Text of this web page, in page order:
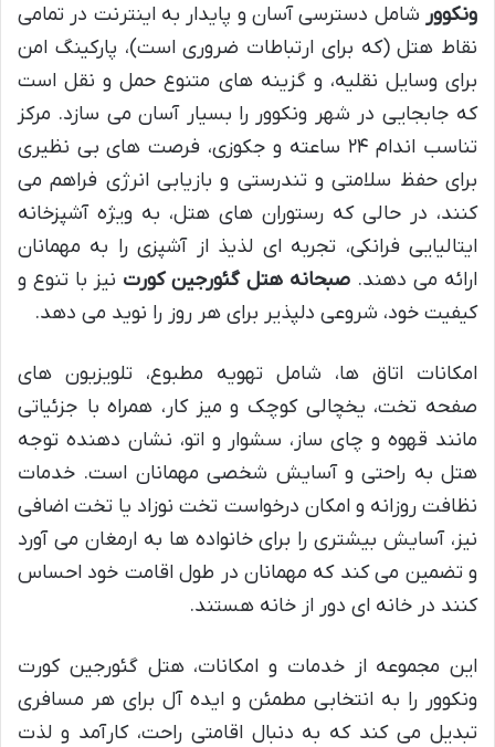
ونکوور شامل دسترسی آسان و پایدار به اینترنت در تمامی
نقاط هتل (که برای ارتباطات ضروری است)، پارکینگ امن
برای وسایل نقلیه، و گزینه های متنوع حمل و نقل است
که جابجایی در شهر ونکوور را بسیار آسان می سازد. مرکز
تناسب اندام ۲۴ ساعته و جکوزی، فرصت های بی نظیری
برای حفظ سلامتی و تندرستی و بازیابی انرژی فراهم می
کنند، در حالی که رستوران های هتل، به ویژه آشپزخانه
ایتالیایی فرانکی، تجربه ای لذیذ از آشپزی را به مهمانان
ارائه می دهند. صبحانه هتل گئورجین کورت نیز با تنوع و
کیفیت خود، شروعی دلپذیر برای هر روز را نوید می دهد.
امکانات اتاق ها، شامل تهویه مطبوع، تلویزیون های
صفحه تخت، یخچالی کوچک و میز کار، همراه با جزئیاتی
مانند قهوه و چای ساز، سشوار و اتو، نشان دهنده توجه
هتل به راحتی و آسایش شخصی مهمانان است. خدمات
نظافت روزانه و امکان درخواست تخت نوزاد یا تخت اضافی
نیز، آسایش بیشتری را برای خانواده ها به ارمغان می آورد
و تضمین می کند که مهمانان در طول اقامت خود احساس
کنند در خانه ای دور از خانه هستند.
این مجموعه از خدمات و امکانات، هتل گئورجین کورت
ونکوور را به انتخابی مطمئن و ایده آل برای هر مسافری
تبدیل می کند که به دنبال اقامتی راحت، کارآمد و لذت